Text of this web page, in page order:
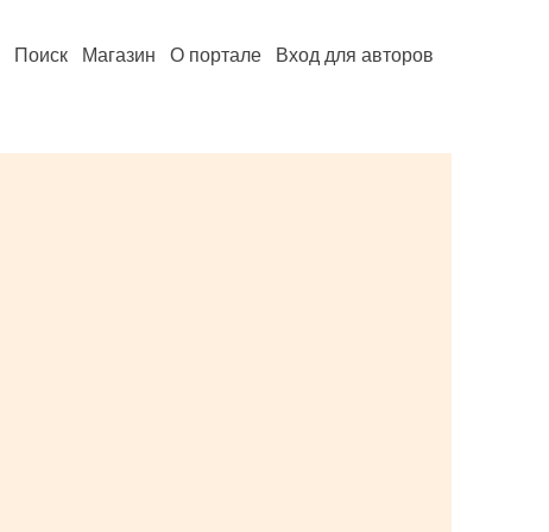
Поиск Магазин О портале Вход для авторов